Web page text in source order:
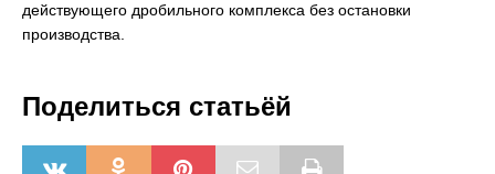
действующего дробильного комплекса без остановки
производства.
Поделиться статьёй